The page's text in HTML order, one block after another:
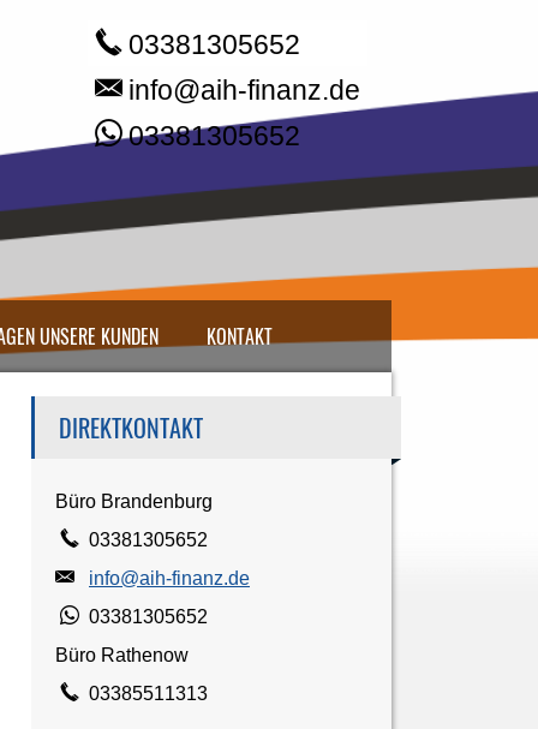
03381305652
info@aih-finanz.de
03381305652
UNSERE KUNDEN KONTAKT
DIREKTKONTAKT
Büro Brandenburg
03381305652
info@aih-finanz.de
03381305652
Büro Rathenow
03385511313